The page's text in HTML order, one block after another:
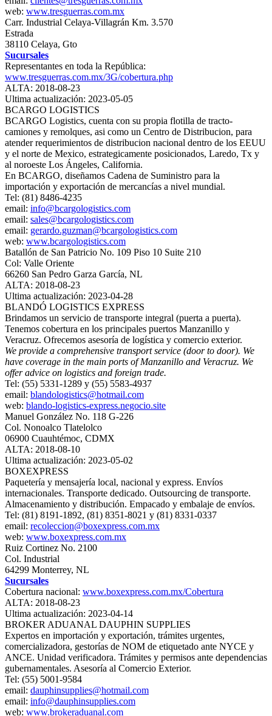
web: www.tresguerras.com.mx
Carr. Industrial Celaya-Villagrán Km. 3.570
Estrada
38110 Celaya, Gto
Sucursales
Representantes en toda la República:
www.tresguerras.com.mx/3G/cobertura.php
ALTA: 2018-08-23
Ultima actualización: 2023-05-05
BCARGO LOGISTICS
BCARGO Logistics, cuenta con su propia flotilla de tracto-
camiones y remolques, asi como un Centro de Distribucion, para
atender requerimientos de distribucion nacional dentro de los EEUU
y el norte de Mexico, estrategicamente posicionados, Laredo, Tx y
al noroeste Los Ángeles, California.
En BCARGO, diseñamos Cadena de Suministro para la
importación y exportación de mercancías a nivel mundial.
Tel: (81) 8486-4235
email: info@bcargologistics.com
email: sales@bcargologistics.com
email: gerardo.guzman@bcargologistics.com
web: www.bcargologistics.com
Batallón de San Patricio No. 109 Piso 10 Suite 210
Col: Valle Oriente
66260 San Pedro Garza García, NL
ALTA: 2018-08-23
Ultima actualización: 2023-04-28
BLANDÓ LOGISTICS EXPRESS
Brindamos un servicio de transporte integral (puerta a puerta).
Tenemos cobertura en los principales puertos Manzanillo y
Veracruz. Ofrecemos asesoría de logística y comercio exterior.
We provide a comprehensive transport service (door to door). We
have coverage in the main ports of Manzanillo and Veracruz. We
offer advice on logistics and foreign trade.
Tel: (55) 5331-1289 y (55) 5583-4937
email: blandologistics@hotmail.com
web: blando-logistics-express.negocio.site
Manuel González No. 118 G-226
Col. Nonoalco Tlatelolco
06900 Cuauhtémoc, CDMX
ALTA: 2018-08-10
Ultima actualización: 2023-05-02
BOXEXPRESS
Paquetería y mensajería local, nacional y express. Envíos
internacionales. Transporte dedicado. Outsourcing de transporte.
Almacenamiento y distribución. Empacado y embalaje de envíos.
Tel: (81) 8191-1892, (81) 8351-8021 y (81) 8331-0337
email: recoleccion@boxexpress.com.mx
web: www.boxexpress.com.mx
Ruiz Cortinez No. 2100
Col. Industrial
64299 Monterrey, NL
Sucursales
Cobertura nacional: www.boxexpress.com.mx/Cobertura
ALTA: 2018-08-23
Ultima actualización: 2023-04-14
BROKER ADUANAL DAUPHIN SUPPLIES
Expertos en importación y exportación, trámites urgentes,
comercializadora, gestorías de NOM de etiquetado ante NYCE y
ANCE. Unidad verificadora. Trámites y permisos ante dependencias
gubernamentales. Asesoría al Comercio Exterior.
Tel: (55) 5001-9584
email: dauphinsupplies@hotmail.com
email: info@dauphinsupplies.com
web: www.brokeraduanal.com